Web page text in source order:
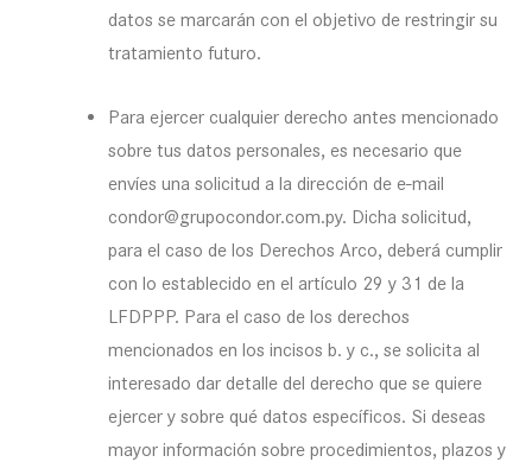
datos se marcarán con el objetivo de restringir su
tratamiento futuro.
Para ejercer cualquier derecho antes mencionado
sobre tus datos personales, es necesario que
envíes una solicitud a la dirección de e-mail
condor@grupocondor.com.py. Dicha solicitud,
para el caso de los Derechos Arco, deberá cumplir
con lo establecido en el artículo 29 y 31 de la
LFDPPP. Para el caso de los derechos
mencionados en los incisos b. y c., se solicita al
interesado dar detalle del derecho que se quiere
ejercer y sobre qué datos específicos. Si deseas
mayor información sobre procedimientos, plazos y